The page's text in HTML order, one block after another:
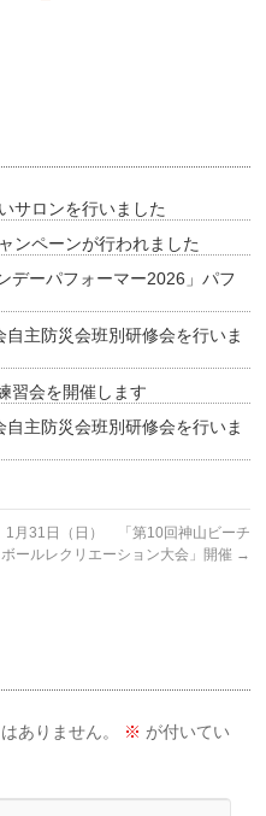
サロンを行いました
ンペーンが行われました
デーパフォーマー2026」パフ
主防災会班別研修会を行いま
習会を開催します
主防災会班別研修会を行いま
1月31日（日） 「第10回神山ビーチ
ボールレクリエーション大会」開催 →
ありません。 ※ が付いてい